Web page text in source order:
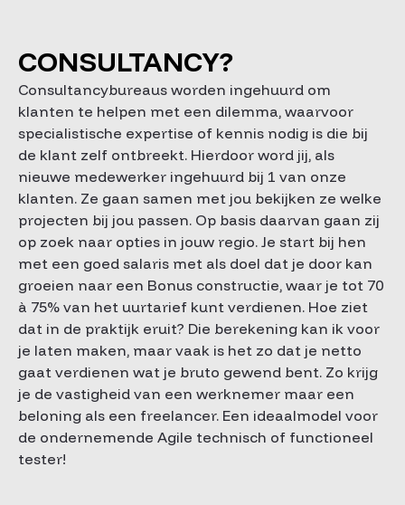
CONSULTANCY?
Consultancybureaus worden ingehuurd om
klanten te helpen met een dilemma, waarvoor
specialistische expertise of kennis nodig is die bij
de klant zelf ontbreekt. Hierdoor word jij, als
nieuwe medewerker ingehuurd bij 1 van onze
klanten. Ze gaan samen met jou bekijken ze welke
projecten bij jou passen. Op basis daarvan gaan zij
op zoek naar opties in jouw regio. Je start bij hen
met een goed salaris met als doel dat je door kan
groeien naar een Bonus constructie, waar je tot 70
à 75% van het uurtarief kunt verdienen. Hoe ziet
dat in de praktijk eruit? Die berekening kan ik voor
je laten maken, maar vaak is het zo dat je netto
gaat verdienen wat je bruto gewend bent. Zo krijg
je de vastigheid van een werknemer maar een
beloning als een freelancer. Een ideaalmodel voor
de ondernemende Agile technisch of functioneel
tester!